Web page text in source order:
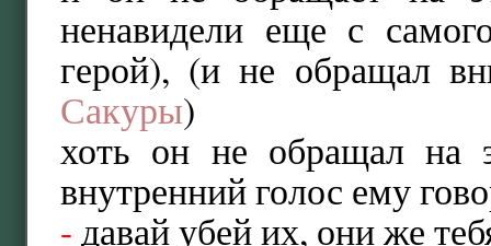
ненавидели еще с
герой), (и не обращал
Сакуры)
хоть он не обращал на
внутренний голос ему
-давай убей их, они же